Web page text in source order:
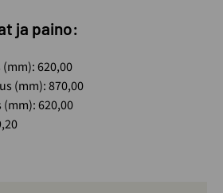
ja paino:
620,00
(mm): 870,00
(mm): 620,00